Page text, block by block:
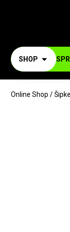
SHOP
Online Shop /